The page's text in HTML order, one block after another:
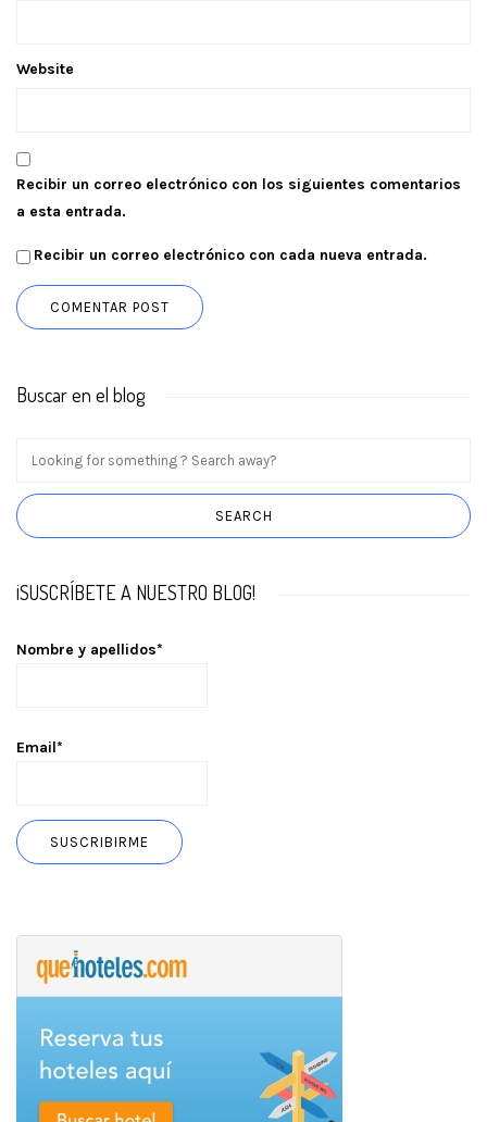
Website
Recibir un correo electrónico con los siguientes comentarios
a esta entrada.
Recibir un correo electrónico con cada nueva entrada.
Buscar en el blog
¡SUSCRÍBETE A NUESTRO BLOG!
Nombre y apellidos*
Email*